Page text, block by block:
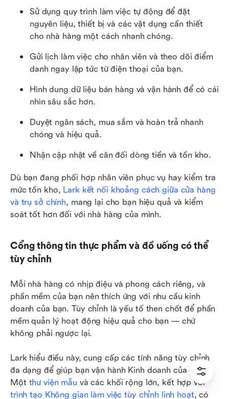
Sử dụng quy trình làm việc tự động để đặt
nguyên liệu, thiết bị và các vật dụng cần thiết
cho nhà hàng một cách nhanh chóng.
Gửi lịch làm việc cho nhân viên và theo dõi điểm
danh ngay lập tức từ điện thoại của bạn.
Hình dung dữ liệu bán hàng và vận hành để có cái
nhìn sâu sắc hơn.
Duyệt ngân sách, mua sắm và hoàn trả nhanh
chóng và hiệu quả.
Nhận cập nhật về cân đối dòng tiền và tồn kho.
Dù bạn đang phối hợp nhân viên phục vụ hay kiểm tra
mức tồn kho, Lark kết nối khoảng cách giữa cửa hàng
và trụ sở chính, mang lại cho bạn hiệu quả và kiểm
soát tốt hơn đối với nhà hàng của mình.
Cổng thông tin thực phẩm và đồ uống có thể
tùy chỉnh
Mỗi nhà hàng có nhịp điệu và phong cách riêng, và
phần mềm của bạn nên thích ứng với nhu cầu kinh
doanh của bạn. Tùy chỉnh là yếu tố then chốt để phần
mềm quản lý hoạt động hiệu quả cho bạn — chứ
không phải ngược lại.
Lark hiểu điều này, cung cấp các tính năng tùy chỉnh
đa dạng để giúp bạn vận hành Kinh doanh của mình.
Một thư viện mẫu
trình tạo Không gian làm việc tùy chỉnh linh hoạt, có